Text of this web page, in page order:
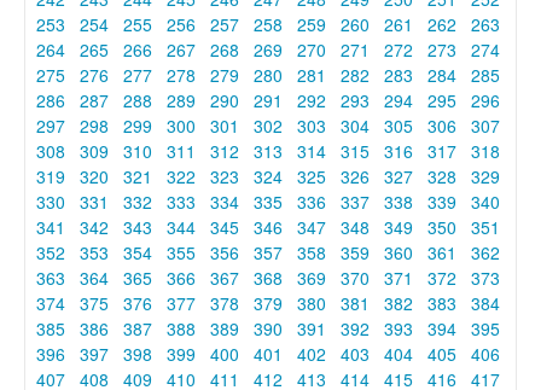
253
254 255 256 257 258 259 260 261 262
263
264 265 266 267 268 269 270 271 272 273
274
275 276 277 278 279 280 281 282 283 284 285
286 287 288 289 290 291 292 293 294 295 296
297 298 299 300 301 302 303 304 305 306 307
308
309 310 311 312 313 314 315 316 317 318
319 320 321 322 323 324 325 326 327 328
329
330
331 332 333 334 335 336 337 338 339 340
341
342 343 344 345 346 347 348 349 350
351
352
353 354 355 356 357 358 359 360 361
362
363
364 365 366 367 368 369 370 371 372
373
374 375 376 377 378 379 380 381 382 383
384
385 386 387 388 389 390 391 392 393 394 395
396 397 398 399 400 401 402 403 404 405 406
407 408 409 410 411 412 413 414 415 416 417